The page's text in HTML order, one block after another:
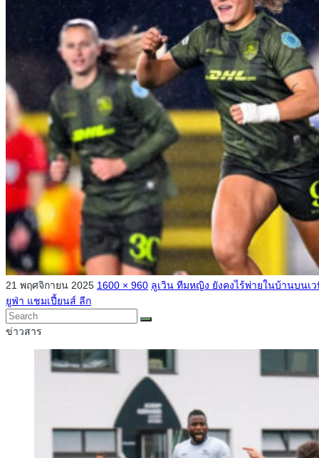
21 พฤศจิกายน 2025 1600 × 960 ลูเวิน ทีมหญิง ยังคงไร้พ่ายในบ้านบนเ
ยูฟ่า แชมเปี้ยนส์ ลีก
ข่าวสาร